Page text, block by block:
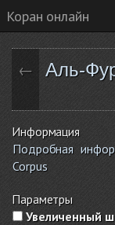
Коран онлайн
← Аль-
Информация
Подробная
Corpus
Параметры
Увеличенный